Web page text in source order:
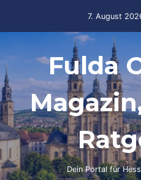
7. August
Fulda
Dein Portal für